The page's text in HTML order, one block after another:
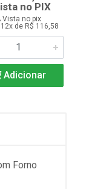
no PIX
Vista no pix
de R$ 116,58
Adicionar
Forno